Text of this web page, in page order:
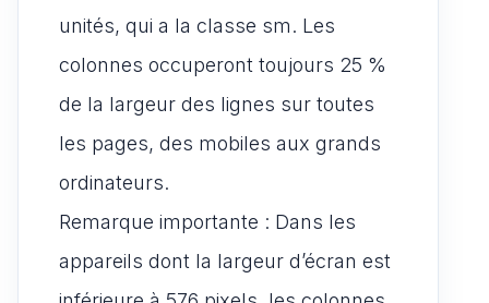
unités, qui a la classe sm. Les
colonnes occuperont toujours 25 %
de la largeur des lignes sur toutes
les pages, des mobiles aux grands
ordinateurs.
Remarque importante : Dans les
appareils dont la largeur d’écran est